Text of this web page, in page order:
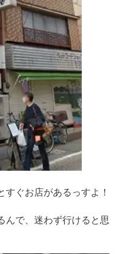
ぐお店があるっすよ！
んで、迷わず行けると思